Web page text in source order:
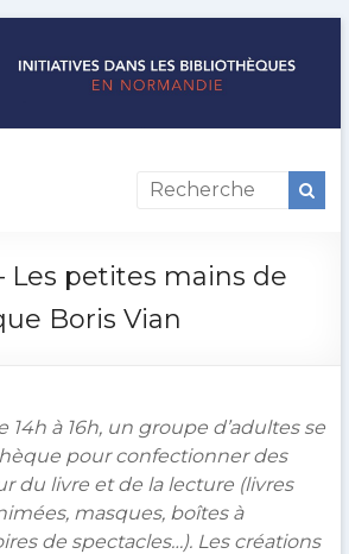
Les petites mains de
Boris Vian
14h à 16h, un groupe d’adultes se
pour confectionner des
du livre et de la lecture (livres
masques, boîtes à
de spectacles…). Les créations